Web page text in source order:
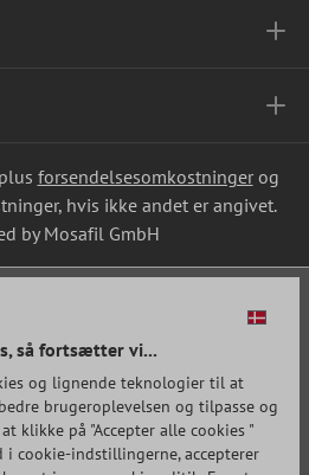
forsendelsesomkostningerog
hvis ikke andet er angivet.
by Mosafil GmbH
så fortsætter vi...
og lignende teknologier til at
brugeroplevelsen og tilpasse og
klikke på "Accepter alle cookies "
cookie-indstillingerne, accepterer